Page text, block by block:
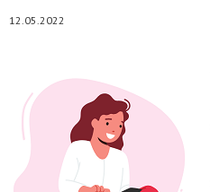
12.05.2022